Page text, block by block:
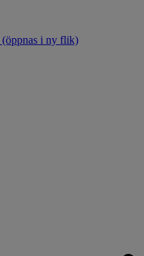
(öppnas i ny flik)